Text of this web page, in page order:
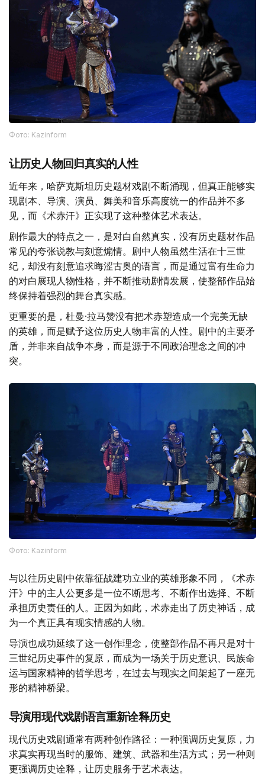
Фото: Kazinform
让历史人物回归真实的人性
近年来，哈萨克斯坦历史题材戏剧不断涌现，但真正能够实
现剧本、导演、演员、舞美和音乐高度统一的作品并不多
见，而《术赤汗》正实现了这种整体艺术表达。
剧作最大的特点之一，是对白自然真实，没有历史题材作品
常见的夸张说教与刻意煽情。剧中人物虽然生活在十三世
纪，却没有刻意追求晦涩古奥的语言，而是通过富有生命力
的对白展现人物性格，并不断推动剧情发展，使整部作品始
终保持着强烈的舞台真实感。
更重要的是，杜曼·拉马赞没有把术赤塑造成一个完美无缺
的英雄，而是赋予这位历史人物丰富的人性。剧中的主要矛
盾，并非来自战争本身，而是源于不同政治理念之间的冲
突。
Фото: Kazinform
与以往历史剧中依靠征战建功立业的英雄形象不同，《术赤
汗》中的主人公更多是一位不断思考、不断作出选择、不断
承担历史责任的人。正因为如此，术赤走出了历史神话，成
为一个真正具有现实情感的人物。
导演也成功延续了这一创作理念，使整部作品不再只是对十
三世纪历史事件的复原，而成为一场关于历史意识、民族命
运与国家精神的哲学思考，在过去与现实之间架起了一座无
形的精神桥梁。
导演用现代戏剧语言重新诠释历史
现代历史戏剧通常有两种创作路径：一种强调历史复原，力
求真实再现当时的服饰、建筑、武器和生活方式；另一种则
更强调历史诠释，让历史服务于艺术表达。